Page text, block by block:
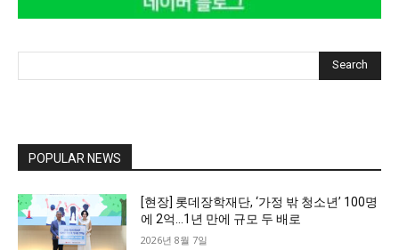
Search
POPULAR NEWS
[현장] 롯데장학재단, ‘가정 밖 청소년’ 100명
에 2억…1년 만에 규모 두 배로
2026년 8월 7일